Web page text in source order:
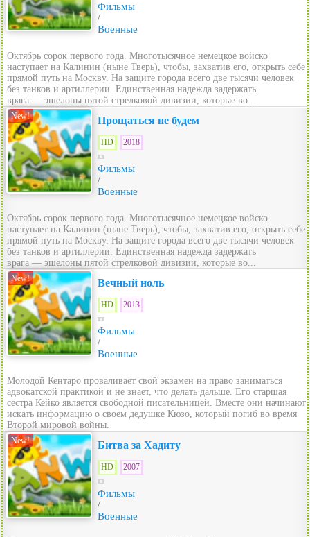
Фильмы
/
Военные
Октябрь сорок первого года. Многотысячное немецкое войско
наступает на Калинин (ныне Тверь), чтобы, захватив его, открыть себе
прямой путь на Москву. На защите города всего две тысячи человек
без танков и артиллерии. Единственная надежда задержать
врага — эшелоны пятой стрелковой дивизии, которые во...
New! Прощаться не будем
HD 2018
Фильмы
/
Военные
Октябрь сорок первого года. Многотысячное немецкое войско
наступает на Калинин (ныне Тверь), чтобы, захватив его, открыть себе
прямой путь на Москву. На защите города всего две тысячи человек
без танков и артиллерии. Единственная надежда задержать
врага — эшелоны пятой стрелковой дивизии, которые во...
New! Вечный ноль
HD 2013
Фильмы
/
Военные
Молодой Кентаро проваливает свой экзамен на право заниматься
адвокатской практикой и не знает, что делать дальше. Его старшая
сестра Кейко является свободной писательницей. Вместе они начинают
искать информацию о своем дедушке Кюзо, который погиб во время
Второй мировой войны.
New! Битва за Хадиту
HD 2007
Фильмы
/
Военные